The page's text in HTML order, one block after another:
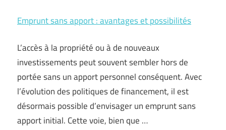
Emprunt sans apport : avantages et possibilités
L’accès à la propriété ou à de nouveaux
investissements peut souvent sembler hors de
portée sans un apport personnel conséquent. Avec
l’évolution des politiques de financement, il est
désormais possible d’envisager un emprunt sans
apport initial. Cette voie, bien que …